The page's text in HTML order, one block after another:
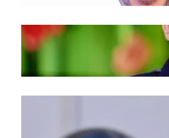
RMC
CONSIGLIA